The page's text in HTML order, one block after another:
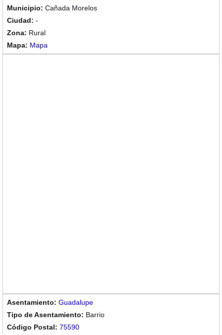
Cañada Morelos
-
Rural
Mapa
Guadalupe
Barrio
75590